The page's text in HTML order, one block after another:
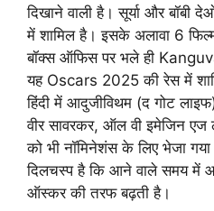
दिखाने वाली है। सूर्या और बॉबी
में शामिल है। इसके अलावा 6
बॉक्स ऑफिस पर भले ही
यह Oscars 2025 की रेस में
हिंदी में आदुजीविथम (द गोट
वीर सावरकर, ऑल वी इमेजिन एज
को भी नॉमिनेशंस के लिए भेजा
दिलचस्प है कि आने वाले समय में
ऑस्कर की तरफ बढ़ती है।